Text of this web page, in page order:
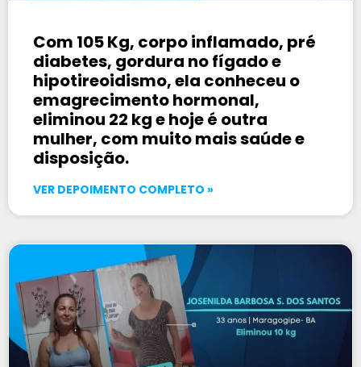
Com 105 Kg, corpo inflamado, pré
diabetes, gordura no fígado e
hipotireoidismo, ela conheceu o
emagrecimento hormonal,
eliminou 22 kg e hoje é outra
mulher, com muito mais saúde e
disposição.
VER DEPOIMENTO COMPLETO »